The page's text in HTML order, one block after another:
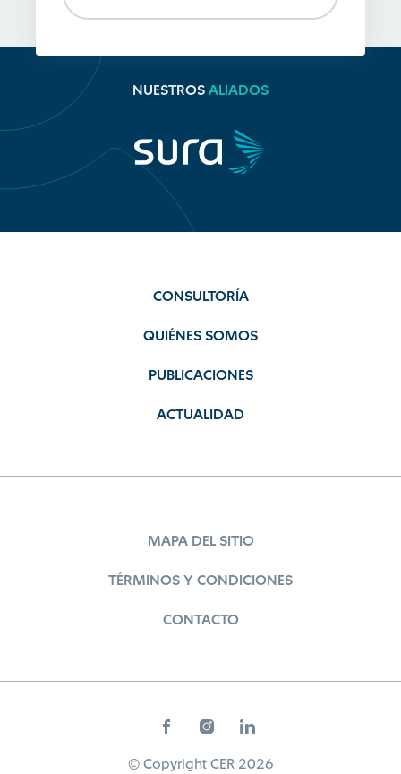
NUESTROS ALIADOS
CONSULTORÍA
QUIÉNES SOMOS
PUBLICACIONES
ACTUALIDAD
MAPA DEL SITIO
TÉRMINOS Y CONDICIONES
CONTACTO
© Copyright CER 2026